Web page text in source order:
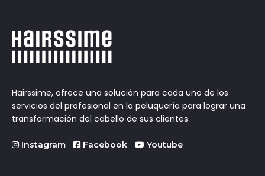
Hairssime, ofrece una solución para cada uno de los
servicios del profesional en la peluquería para lograr una
transformación del cabello de sus clientes.
Instagram Facebook Youtube